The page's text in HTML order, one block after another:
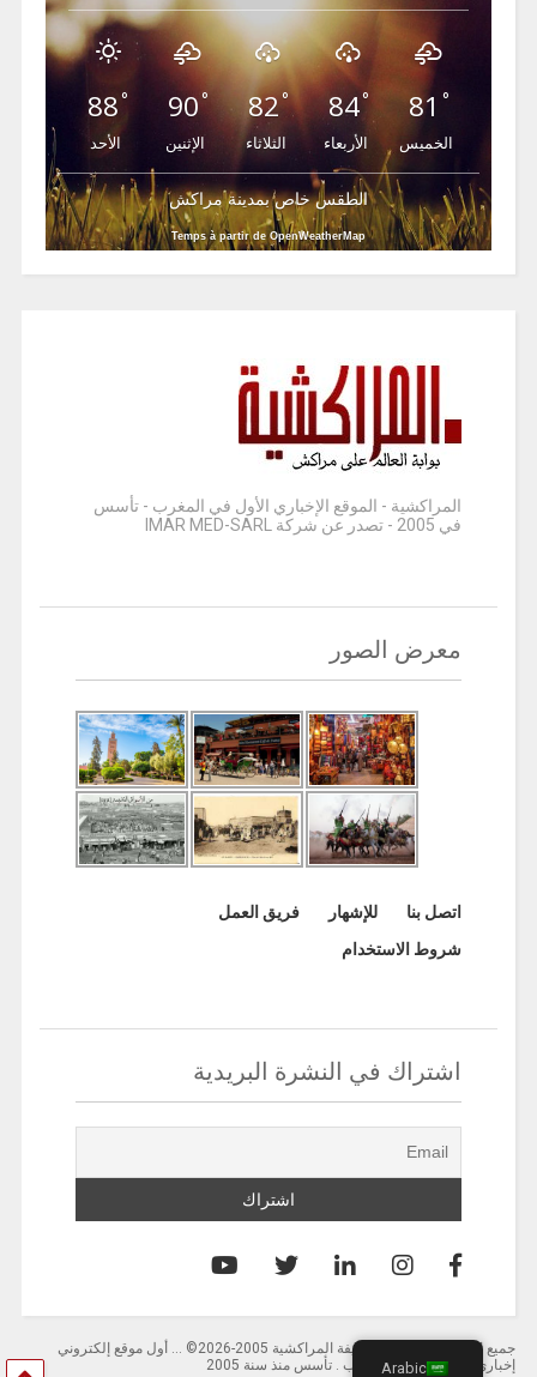
88°
الأحد
90°
الإثنين
82°
الثلاثاء
84°
الأربعاء
81 °
الخميس
الطقس خاص بمدينة مراكش
Temps à partir de OpenWeatherMap
المراكشية - الموقع الإخباري الأول في المغرب - تأسس
في 2005 - تصدر عن شركة IMAR MED-SARL
معرض الصور
اتصل بنا للإشهار
فريق العمل
شروط الاستخدام
اشتراك في النشرة البريدية
جميع الحقوق محفوظة لصحيفة المراكشية 2005-2026© … أول موقع إلكتروني
إخباري باللغة العربية بالمغرب . تأسس منذ سنة 2005
Arabic